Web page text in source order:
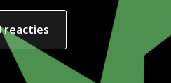
reacties